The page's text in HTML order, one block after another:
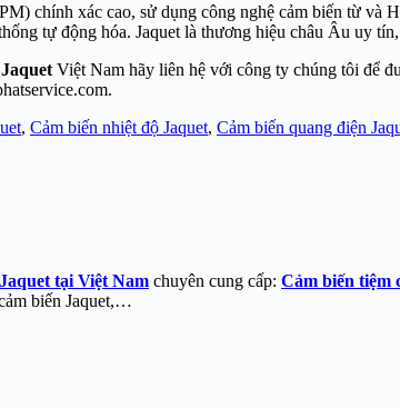
chính xác cao, sử dụng công nghệ cảm biến từ
tự động hóa. Jaquet là thương hiệu châu Âu uy
Việt Nam hãy liên hệ với công ty chúng tôi để
, Cảm biến nhiệt độ Jaquet, Cảm biến quang điện
tại Việt Nam chuyên cung cấp: Cảm biến tiệm
biến Jaquet,…